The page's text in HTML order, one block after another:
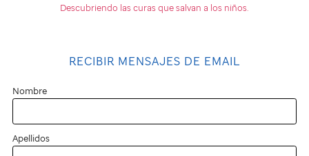
Descubriendo las curas quesalvan a los niños.
RECIBIR MENSAJES DE EMAIL
Nombre
Apellidos